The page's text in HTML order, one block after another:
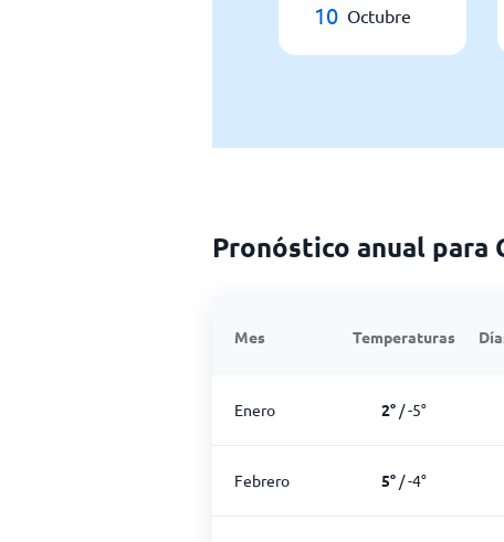
10 Octubre
Pronóstico anual para
Mes Temperaturas
Enero 2° /-5°
Febrero 5° /-4°